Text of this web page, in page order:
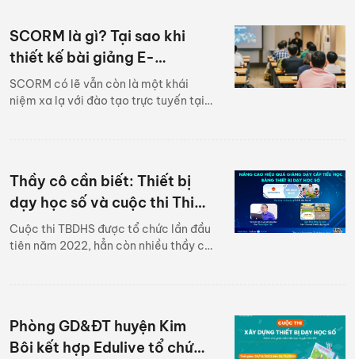
SCORM là gì? Tại sao khi
thiết kế bài giảng E-
learning cần phải đạt chuẩn
SCORM?
SCORM có lẽ vẫn còn là một khái
niệm xa lạ với đào tạo trực tuyến tại
Thầy cô cần biết: Thiết bị
dạy học số và cuộc thi Thiết
bị dạy học số của Bộ Giáo
dục & Đào tạo
Cuộc thi TBDHS được tổ chức lần đầu
tiên năm 2022, hẳn còn nhiều thầy cô
Phòng GD&ĐT huyện Kim
Bôi kết hợp Edulive tổ chức